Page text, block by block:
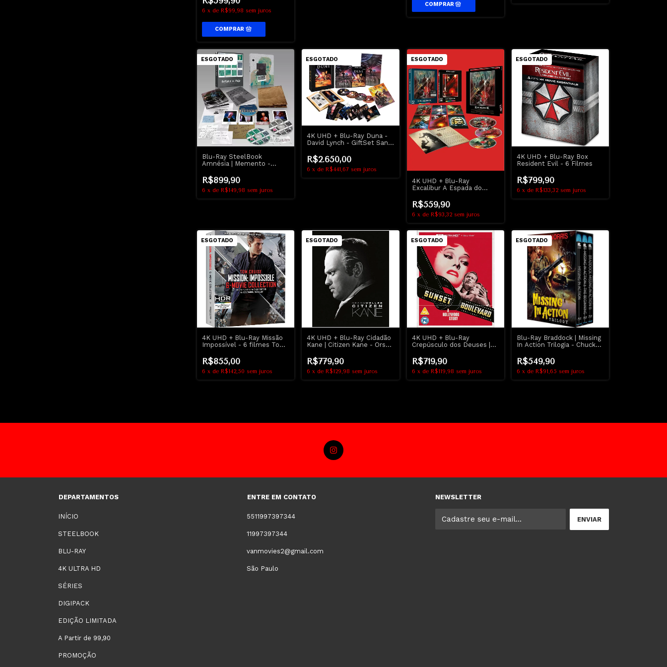
6 x de R$99,98 sem juros
ESGOTADO
Blu-Ray SteelBook
Amnésia | Memento -
R$899,90
6 x de R$149,98 sem juros
ESGOTADO
4K UHD + Blu-Ray Duna -
David Lynch - GiftSet Sand
R$2.650,00
6 x deR$441,67 sem juros
ESGOTADO
4K UHD + Blu-Ray
Excalibur A Espada do
R$559,90
6 x de R$93,32 sem juros
ESGOTADO
4K UHD + Blu-Ray Box
Resident Evil - 6 Filmes
R$799,90
6 x de R$133,32 sem juros
ESGOTADO
4K UHD + Blu-Ray Missão
Impossível - 6 filmes Tom
R$855,00
6 x de R$142,50 sem juros
ESGOTADO
4K UHD + Blu-Ray Cidadão
Kane | Citizen Kane - Orson
Dublado e Legendado
R$779,90
6 x deR$129,98 sem juros
ESGOTADO
4K UHD + Blu-Ray
Crepúsculo dos Deuses |
Lacrado
R$719,90
6 x de R$119,98 sem juros
ESGOTADO
Blu-Ray Braddock | Missing
In Action Trilogia - Chuck
R$549,90
6 x de R$91,65 sem juros
DEPARTAMENTOS
INÍCIO
STEELBOOK
BLU-RAY
4K ULTRA HD
SÉRIES
DIGIPACK
EDIÇÃO LIMITADA
A Partir de 99,90
PROMOÇÃO
ENTRE EM CONTATO
5511997397344
11997397344
vanmovies2@gmail.com
São Paulo
NEWSLETTER